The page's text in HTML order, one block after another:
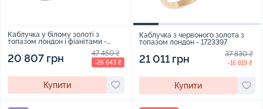
Каблучка у білому золоті з
топазом лондон і фіанітами -
20 807 грн 47 450 ₴
-26 643 ₴
Купити
Каблучка з червоного золота з
топазом лондон - 1723397
21 011 грн 37 830 ₴
-16 819 ₴
Купити